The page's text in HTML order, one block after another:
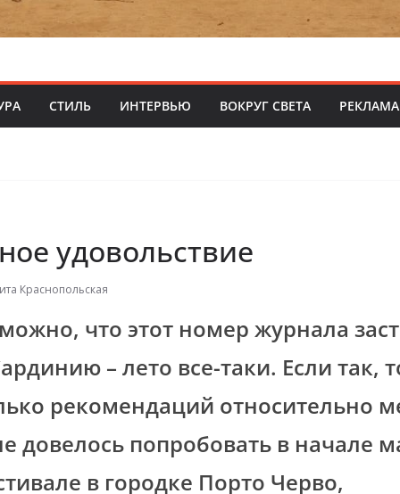
СТИЛЬ ИНТЕРВЬЮ ВОКРУГ СВЕТА РЕКЛАМА
удо­вольствие
Краснопольская
что этот номер журнала
– лето все-таки. Если так,
рекомендаций относительно
довелось попробовать в начале
в городке Порто Черво,